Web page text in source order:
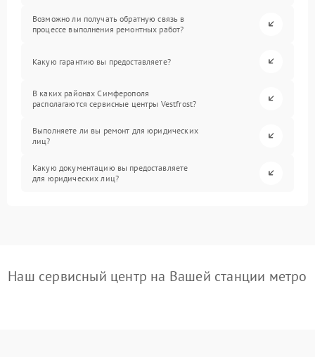
Возможно ли получать обратную связь в
процессе выполнения ремонтных работ?
Какую гарантию вы предоставляете?
В каких районах Симферополя
располагаются сервисные центры Vestfrost?
Выполняете ли вы ремонт для юридических
лиц?
Какую документацию вы предоставляете
для юридических лиц?
Наш сервисный центр на Вашей станции метро